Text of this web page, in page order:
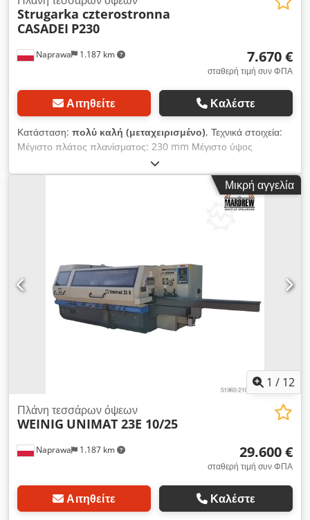
Naprawa 1.187 km
Strugarka czterostronna
CASADEI P230
7.670 €
σταθερή τιμή συν ΦΠΑ
Αιτηθείτε Καλέστε
Κατάσταση: πολύ καλή (μεταχειρισμένο), Τεχνικά στοιχεία:
Μέγιστο πλάτος πλανίσματος: 230 mm Μέγιστο ύψος
πλανίσματος: 130 mm Διάμετρος άξονα: 40 mm Αριθμός
ατράκτων: 5 1, 4, 5 ατράκτους σε ξεχωριστό κινητήρα 2, 3
άτρακτοι σε έναν κινητήρα Αριθμός άνω ατσάλινων κυλίνδρων
έλξης: 4 Αριθμός άνω κυλίνδρων έλξης: 4 Αριθμός άνω ρολού
Uer Ηλεκτρική ανύψωση του αμαξώματος Τροφοδοσία: 400V
Συνολική ισχύς: 35 kW Συνολικές διαστάσεις: Μήκος: 4860mm
Πλάτος: 1640mm Ύψος: 1670mm
Μικρή αγγελία
1 / 12
Naprawa 1.187 km
Πλάνη τεσσάρων όψεων
WEINIG UNIMAT 23E 10/25
29.600 €
σταθερή τιμή συν ΦΠΑ
Αιτηθείτε Καλέστε